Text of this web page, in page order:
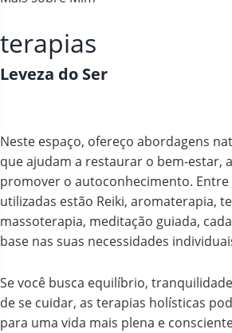
terapias
Leveza do Ser
Neste espaço, ofereço abordagens
que ajudam a restaurar o bem-estar,
promover o autoconhecimento. Entre
utilizadas estão Reiki, aromaterapia,
massoterapia, meditação guiada,
base nas suas necessidades
Se você busca equilíbrio,
de se cuidar, as terapias holísticas
para uma vida mais plena e